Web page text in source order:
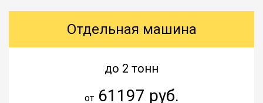
Отдельная машина
до 2 тонн
от61197 руб.